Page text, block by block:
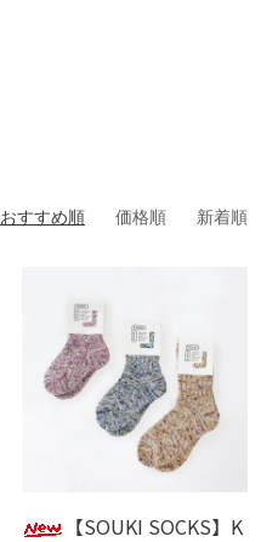
おすすめ順 価格順 新着順
【SOUKI SOCKS】K